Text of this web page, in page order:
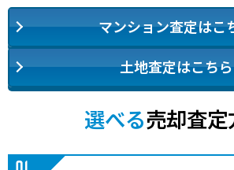
マンション査定はこ
土地査定はこちら
選べる売却査